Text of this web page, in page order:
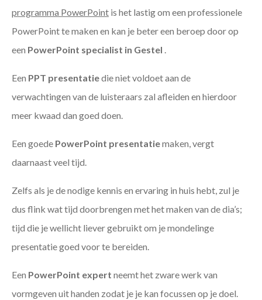
programma PowerPoint is het lastig om een professionele
PowerPoint te maken en kan je beter een beroep door op
een PowerPoint specialist in Gestel .
Een PPT presentatiedie niet voldoet aan de
verwachtingen van de luisteraars zal afleiden en hierdoor
meer kwaad dan goed doen.
Een goede PowerPoint presentatiemaken, vergt
daarnaast veel tijd.
Zelfs als je de nodige kennis en ervaring in huis hebt, zul je
dus flink wat tijd doorbrengen met het maken van de dia’s;
tijd die je wellicht liever gebruikt om je mondelinge
presentatie goed voor te bereiden.
Een PowerPoint expert neemt het zware werk van
vormgeven uit handen zodat je je kan focussen op je doel.